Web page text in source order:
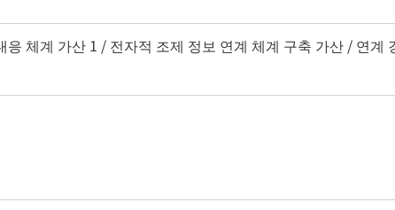
체계 가산 1 / 전자적 조제 정보 연계 체계 구축 가산 / 연계